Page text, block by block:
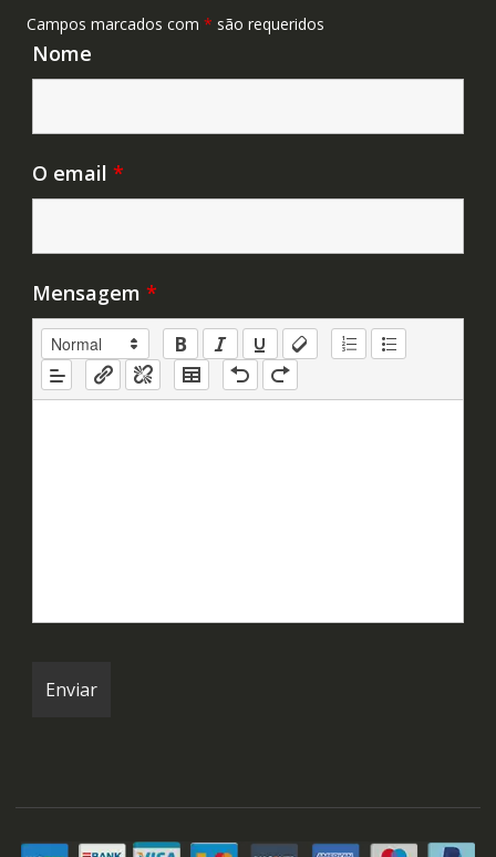
Campos marcados com * são requeridos
Nome
O email *
Mensagem *